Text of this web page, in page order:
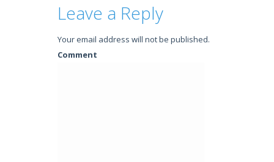
Leave a Reply
Your email address will not be published.
Comment